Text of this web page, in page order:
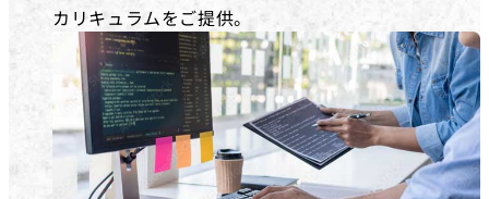
カリキュラムをご提供。